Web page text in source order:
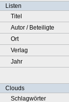
Listen
Titel
Autor / Beteiligte
Ort
Verlag
Jahr
Clouds
Schlagwörter